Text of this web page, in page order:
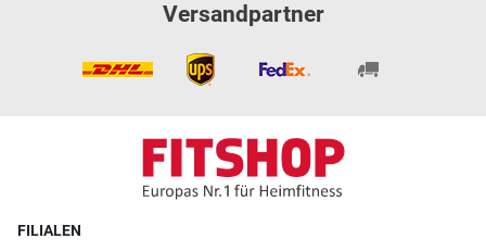
Versandpartner
FILIALEN